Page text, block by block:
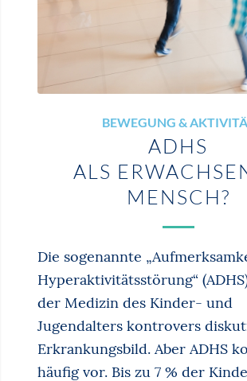
BEWEGUNG &
ADHS
ALS
MENSCH?
Die sogenannte
Hyperaktivitätsstörung“
der Medizin des Kinder- und
Jugendalters kontrovers
Erkrankungsbild. Aber ADHS
häufig vor. Bis zu 7 % der